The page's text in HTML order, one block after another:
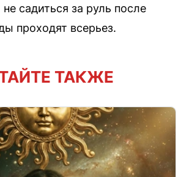
не садиться за руль после
проходят всерьез.
ТАКЖЕ